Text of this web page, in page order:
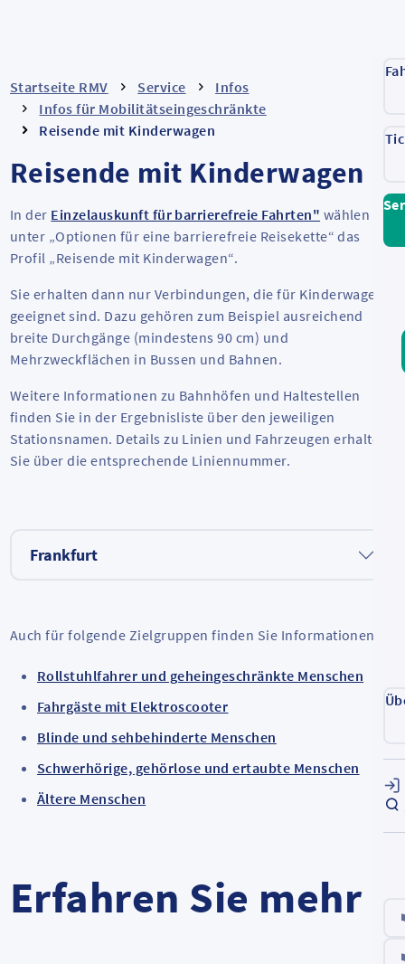
Startseite RMV Service
Infos
Infos für Mobilitätseingeschränkte
Reisende mit Kinderwagen
Reisende mit Kinderwagen
In der Einzelauskunft für barrierefreie Fahrten" wählen Sie
unter „Optionen für eine barrierefreie Reisekette“ das
Profil „Reisende mit Kinderwagen“.
Sie erhalten dann nur Verbindungen, die für Kinderwagen
geeignet sind. Dazu gehören zum Beispiel ausreichend
breite Durchgänge (mindestens 90 cm) und
Mehrzweckflächen in Bussen und Bahnen.
Weitere Informationen zu Bahnhöfen und Haltestellen
finden Sie in der Ergebnisliste über den jeweiligen
Stationsnamen. Details zu Linien und Fahrzeugen erhalten
Sie über die entsprechende Liniennummer.
Frankfurt
Auch für folgende Zielgruppen finden Sie Informationen:
Rollstuhlfahrer und geheingeschränkte Menschen
Fahrgäste mit Elektroscooter
Blinde und sehbehinderte Menschen
Schwerhörige, gehörlose und ertaubte Menschen
Ältere Menschen
Erfahren Sie mehr